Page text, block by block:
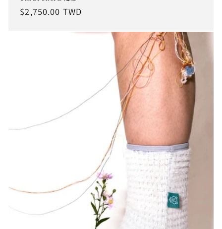
定
$2,750.00 TWD